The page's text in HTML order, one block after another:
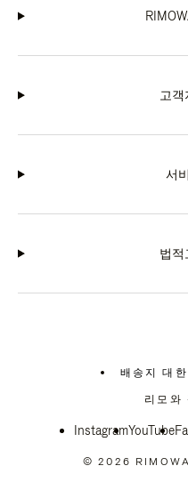
고객
서
법적
배송지
위
치
선
십
리모와
InstagramYouTube
© 2026